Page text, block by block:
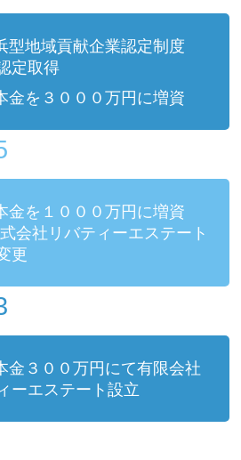
型地域貢献企業認定制度
定取得
金を３０００万円に増資
金を１０００万円に増資
会社リバティーエステート
更
金３００万円にて有限会社
ーエステート設立